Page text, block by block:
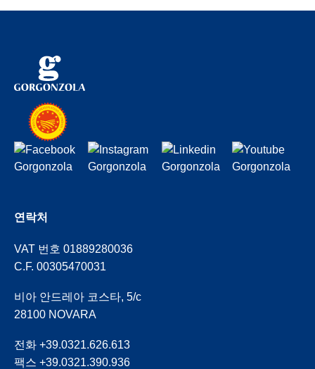
연락처
VAT 번호 01889280036
C.F. 00305470031
비아 안드레아 코스타, 5/c
28100 NOVARA
전화 +39.0321.626.613
팩스 +39.0321.390.936